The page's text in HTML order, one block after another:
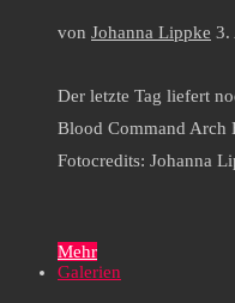
von Johanna Lippke 3.
Der letzte Tag liefert
Blood Command Arch
Fotocredits: Johanna
Mehr
Galerien